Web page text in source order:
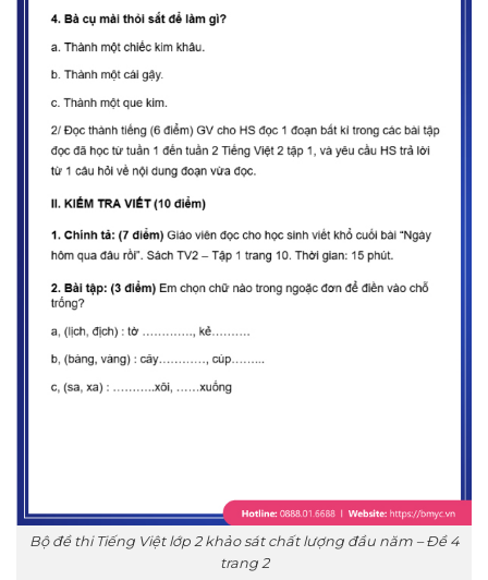
Bộ đề thi Tiếng Việt lớp 2 khảo sát chất lượng đầu năm – Đề 4
trang 2